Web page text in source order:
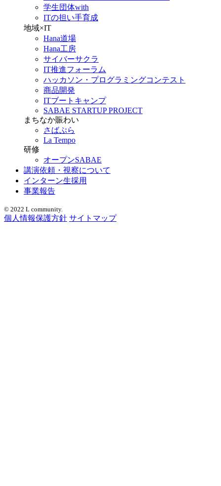
学生団体with
ITの担い手育成
地域×IT
Hana道場
Hana工房
サイバーサクラ
IT推進フォーラム
ハッカソン・プログラミングコンテスト
商品開発
ITブートキャンプ
SABAE STARTUP PROJECT
まちなか賑わい
さばぷら
La Tempo
研修
オープンSABAE
講演依頼・視察について
インターン生採用
事業報告
© 2022 L community.
個人情報保護方針 サイトマップ